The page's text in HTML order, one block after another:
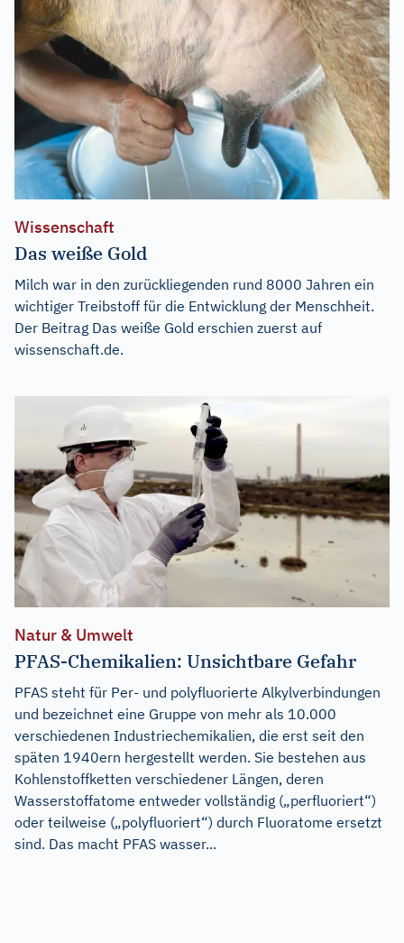
Wissenschaft
Das weiße Gold
Milch war in den zurückliegenden rund 8000 Jahren ein
wichtiger Treibstoff für die Entwicklung der Menschheit.
Der Beitrag Das weiße Gold erschien zuerst auf
wissenschaft.de.
Natur & Umwelt
PFAS-Chemikalien: Unsichtbare Gefahr
PFAS steht für Per- und polyfluorierte Alkylverbindungen
und bezeichnet eine Gruppe von mehr als 10.000
verschiedenen Industriechemikalien, die erst seit den
späten 1940ern hergestellt werden. Sie bestehen aus
Kohlenstoffketten verschiedener Längen, deren
Wasserstoffatome entweder vollständig („perfluoriert“)
oder teilweise („polyfluoriert“) durch Fluoratome ersetzt
sind. Das macht PFAS wasser...